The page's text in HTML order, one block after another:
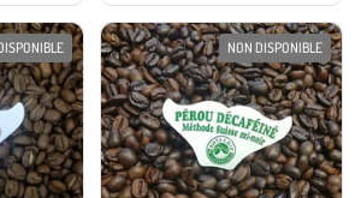
NON DISPONIBLE